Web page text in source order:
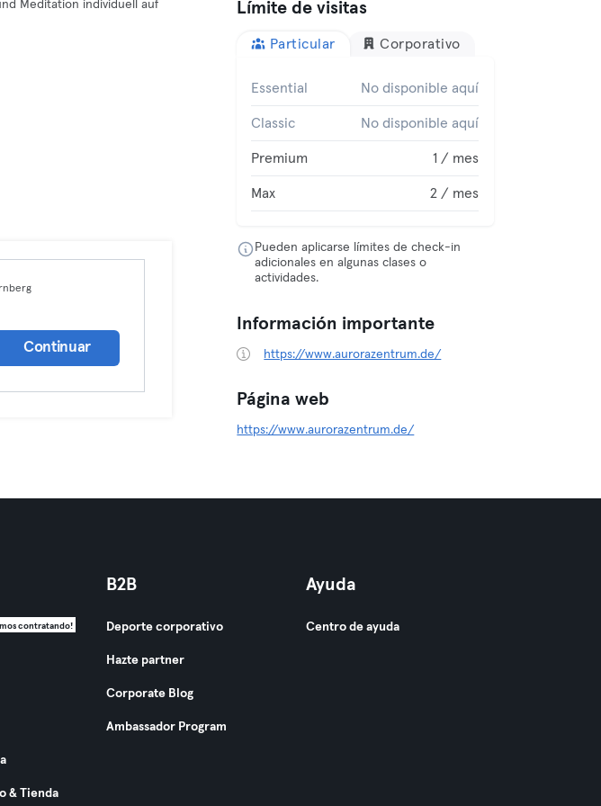
Meditation individuell auf
Continuar
Límite de visitas
Particular Corporativo
Essential No disponible aquí
Classic No disponible aquí
Premium 1 / mes
Max 2 / mes
Pueden aplicarse límites de check-in
adicionales en algunas clases o
actividades.
Información importante
https://www.aurorazentrum.de/
Página web
https://www.aurorazentrum.de/
contratando!
& Tienda
B2B
Deporte corporativo
Hazte partner
Corporate Blog
Ambassador Program
Ayuda
Centro de ayuda